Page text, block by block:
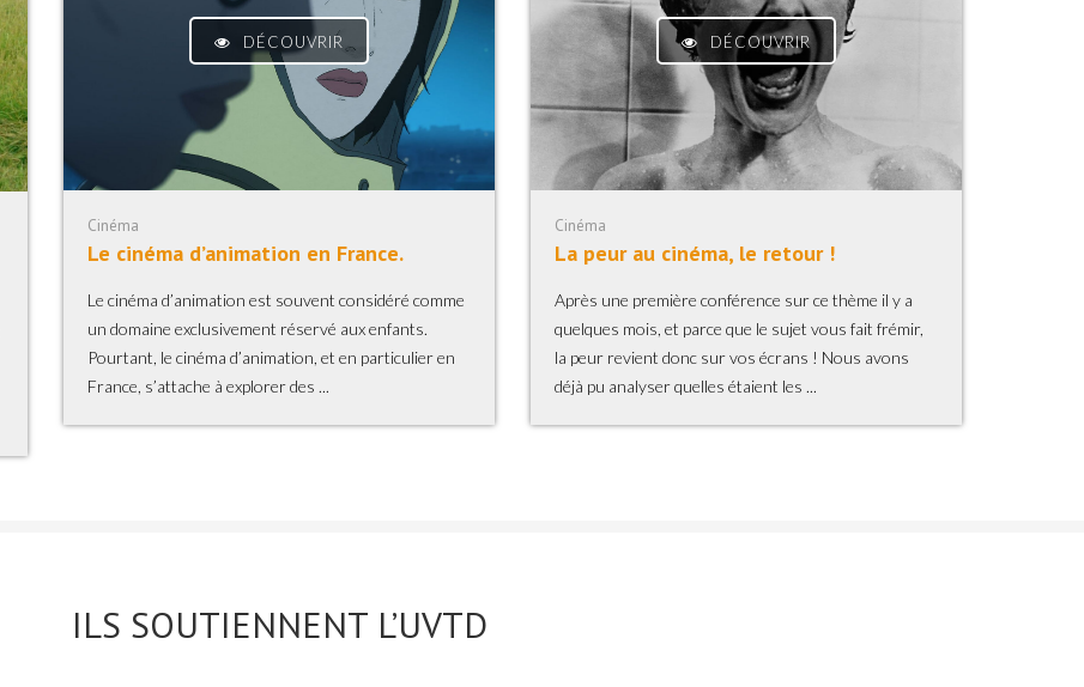
DÉCOUVRIR
Cinéma
Le cinéma d’animation en France.
Le cinéma d’animation est souvent considéré comme
un domaine exclusivement réservé aux enfants.
Pourtant, le cinéma d’animation, et en particulier en
France, s’attache à explorer des ...
DÉCOUVRIR
Cinéma
La peur au cinéma, le retour !
Après une première conférence sur ce thème il y a
quelques mois, et parce que le sujet vous fait frémir,
la peur revient donc sur vos écrans ! Nous avons
déjà pu analyser quelles étaient les ...
ILS SOUTIENNENT L’UVTD